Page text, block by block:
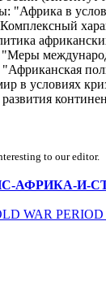
в
"Меры
в условиях
to our editor.
АФРИКА-И-
WAR PERIOD